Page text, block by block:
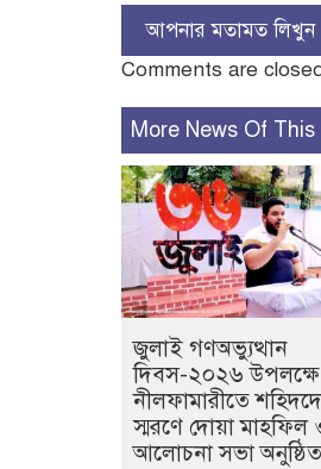
আপনার মতামত লিখুন
Comments are
More News Of
জুলাই গণঅভ্যুত্থান
দিবস-২০২৬ উপলক্ষে
নীলফামারীতে
স্মরণে দোয়া মাহফিল
আলোচনা সভা অনুষ্ঠিত